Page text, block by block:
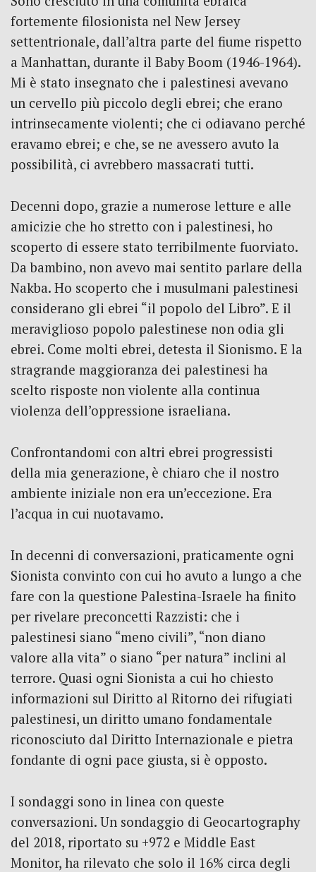
fortemente filosionista nel New Jersey
settentrionale, dall’altra parte del fiume rispetto
a Manhattan, durante il Baby Boom (1946-1964).
Mi è stato insegnato che i palestinesi avevano
un cervello più piccolo degli ebrei; che erano
intrinsecamente violenti; che ci odiavano perché
eravamo ebrei; e che, se ne avessero avuto la
possibilità, ci avrebbero massacrati tutti.
Decenni dopo, grazie a numerose letture e alle
amicizie che ho stretto con i palestinesi, ho
scoperto di essere stato terribilmente fuorviato.
Da bambino, non avevo mai sentito parlare della
Nakba. Ho scoperto che i musulmani palestinesi
considerano gli ebrei “il popolo del Libro”. E il
meraviglioso popolo palestinese non odia gli
ebrei. Come molti ebrei, detesta il Sionismo. E la
stragrande maggioranza dei palestinesi ha
scelto risposte non violente alla continua
violenza dell’oppressione israeliana.
Confrontandomi con altri ebrei progressisti
della mia generazione, è chiaro che il nostro
ambiente iniziale non era un’eccezione. Era
l’acqua in cui nuotavamo.
In decenni di conversazioni, praticamente ogni
Sionista convinto con cui ho avuto a lungo a che
fare con la questione Palestina-Israele ha finito
per rivelare preconcetti Razzisti: che i
palestinesi siano “meno civili”, “non diano
valore alla vita” o siano “per natura” inclini al
terrore. Quasi ogni Sionista a cui ho chiesto
informazioni sul Diritto al Ritorno dei rifugiati
palestinesi, un diritto umano fondamentale
riconosciuto dal Diritto Internazionale e pietra
fondante di ogni pace giusta, si è opposto.
I sondaggi sono in linea con queste
conversazioni. Un sondaggio di Geocartography
del 2018, riportato su +972 e Middle East
Monitor, ha rilevato che solo il 16% circa degli